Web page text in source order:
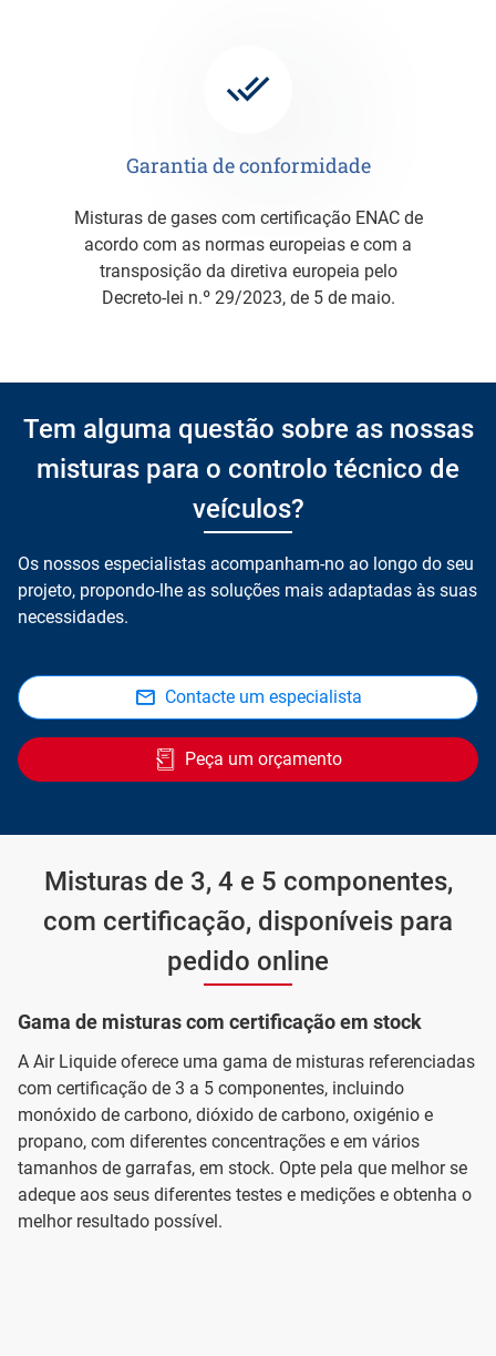
Garantia de conformidade
Misturas de gases com certificação ENAC de
acordo com as normas europeias e com a
transposição da diretiva europeia pelo
Decreto-lei n.º 29/2023, de 5 de maio.
Tem alguma questão sobre as nossas
misturas para o controlo técnico de
veículos?
Os nossos especialistas acompanham-no ao longo do seu
projeto, propondo-lhe as soluções mais adaptadas às suas
necessidades.
Contacte um especialista
Peça um orçamento
Misturas de 3, 4 e 5 componentes,
com certificação, disponíveis para
pedido online
Gama de misturas com certificação em stock
A Air Liquide oferece uma gama de misturas referenciadas
com certificação de 3 a 5 componentes, incluindo
monóxido de carbono, dióxido de carbono, oxigénio e
propano, com diferentes concentrações e em vários
tamanhos de garrafas, em stock. Opte pela que melhor se
adeque aos seus diferentes testes e medições e obtenha o
melhor resultado possível.